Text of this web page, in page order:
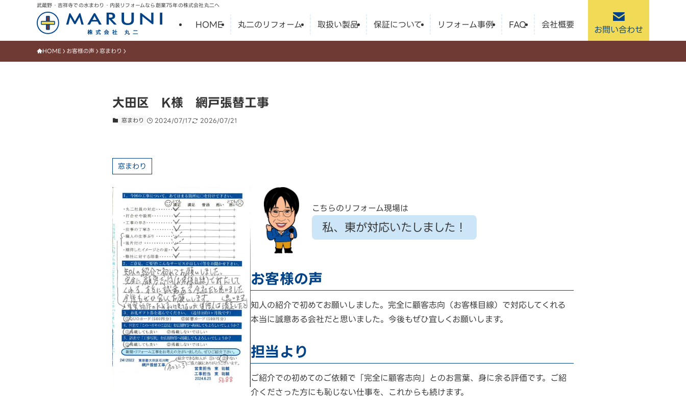
武蔵野・吉祥寺での水まわり・内装リフォームなら創業75年の株式会社丸二へ
HOME 丸二のリフォーム 取扱い製品 保証について リフォーム事例 FAQ 会社概要
お問い合わせ
HOME お客様の声 窓まわり
大田区 K様 網戸張替工事
窓まわり 2024/07/17 2026/07/21
窓まわり
こちらのリフォーム現場は
私、東が対応いたしました！
お客様の声
知人の紹介で初めてお願いしました。完全に顧客志向（お客様目線）で対応してくれる
本当に誠意ある会社だと思いました。今後もぜひ宜しくお願いします。
担当より
ご紹介での初めてのご依頼で「完全に顧客志向」とのお言葉、身に余る評価です。ご紹
介くださった方にも恥じない仕事を、これからも続けます。